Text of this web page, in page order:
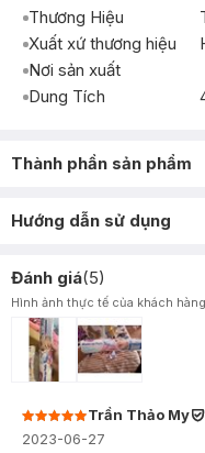
Thương Hiệu
Xuất xứ thương hiệu
Nơi sản xuất
Dung Tích
Thành phần sản phẩm
Hướng dẫn sử dụng
Đánh giá(5)
Hình ảnh thực tế của khách hàng
Trần Thảo My
2023-06-27